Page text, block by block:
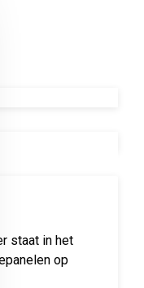
staat in het
op